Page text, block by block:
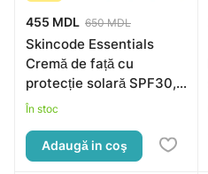
455 MDL 650 MDL
Skincode Essentials
Cremă de față cu
protecție solară SPF30,
50ml
În stoc
Adaugă in coş